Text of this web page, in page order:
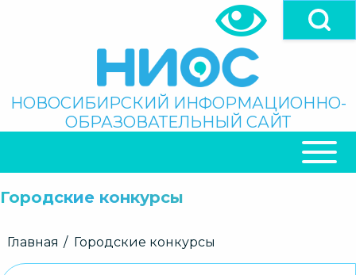
Поиск
НОВОСИБИРСКИЙ ИНФОРМАЦИОННО-
ОБРАЗОВАТЕЛЬНЫЙ САЙТ
НАВИГАЦИЯ
Городские конкурсы
Строка
Главная Городские конкурсы